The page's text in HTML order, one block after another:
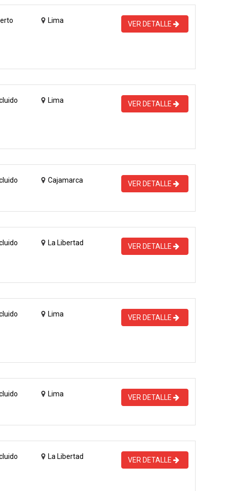
Lima VER DETALLE
Lima VER DETALLE
Cajamarca VER DETALLE
La Libertad VER DETALLE
Lima VER DETALLE
Lima VER DETALLE
La Libertad VER DETALLE